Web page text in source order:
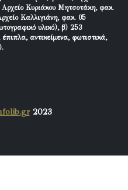
Κυριάκου Μητσοτάκη, φακ.
Καλλιγιάνη, φακ. 05
υλικό), β) 253
αντικείμενα, φωτιστικά,
2023